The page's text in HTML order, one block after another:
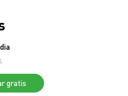
gratis